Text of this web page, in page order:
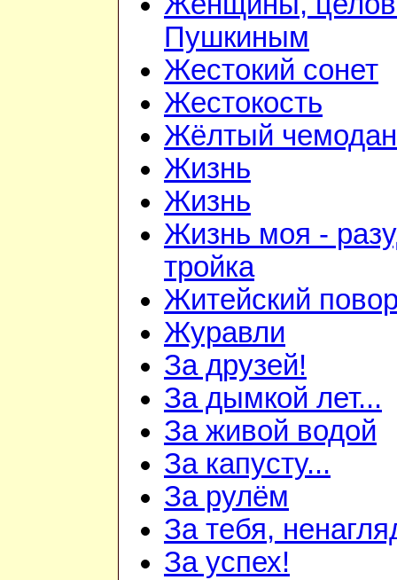
Пушкиным
Жестокий сонет
Жестокость
Жёлтый
Жизнь
Жизнь
Жизнь моя -
тройка
Житейский
Журавли
За друзей!
За дымкой лет...
За живой водой
За капусту...
За рулём
За тебя,
За успех!